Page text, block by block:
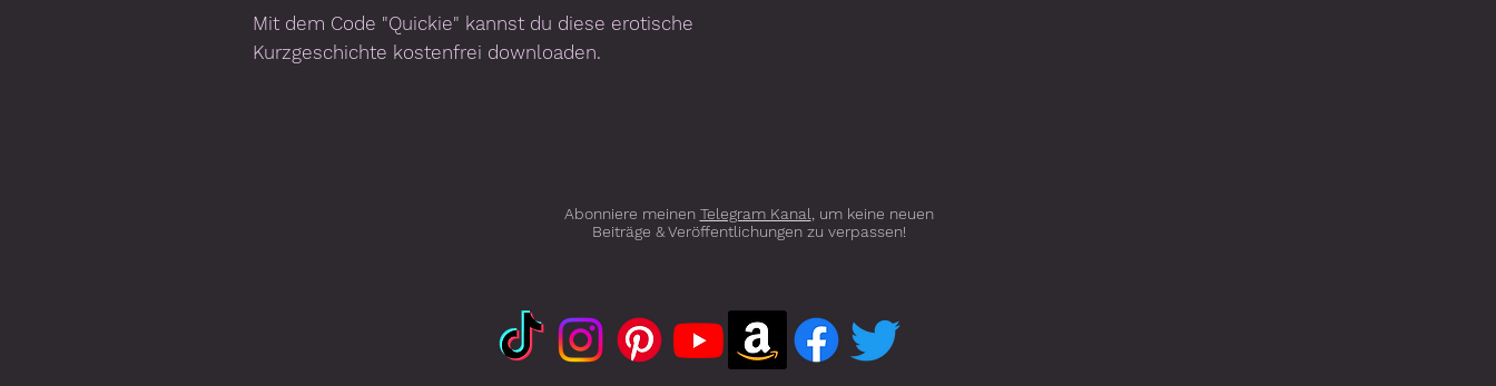
Mit dem Code "Quickie" kannst du diese erotische
Kurzgeschichte kostenfrei downloaden.
Abonniere meinen Telegram Kanal, um keine neuen
Beiträge & Veröffentlichungen zu verpassen!